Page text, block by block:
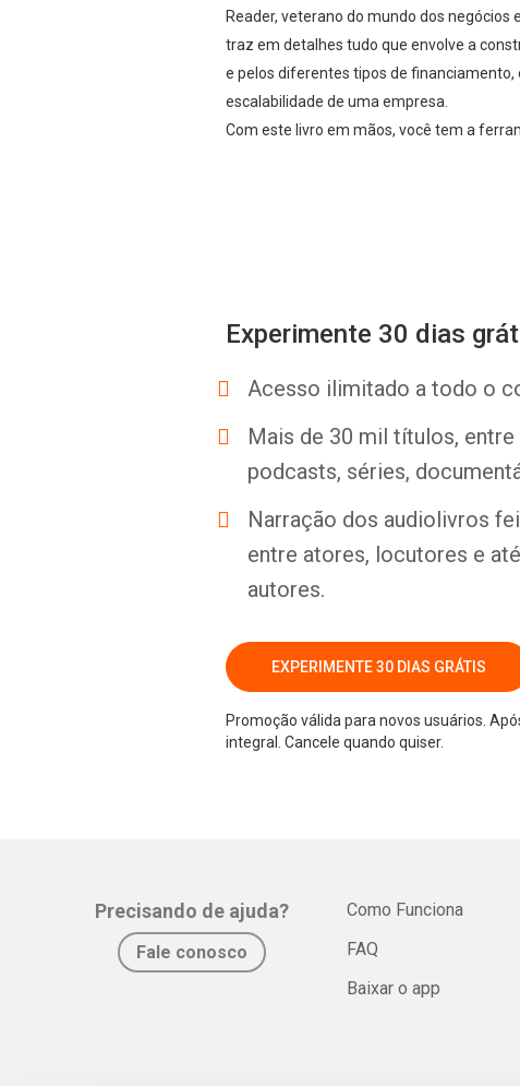
Reader, veterano do mundo dos
traz em detalhes tudo que envolve a
e pelos diferentes tipos de
escalabilidade de uma empresa.
Com este livro em mãos, você tem a
Experimente 30 dias
Acesso ilimitado a todo o
Mais de 30 mil títulos,
podcasts, séries,
Narração dos audiolivros
entre atores, locutores e
autores.
EXPERIMENTE 30 DIAS GRÁTIS
Promoção válida para novos usuários.
integral. Cancele quando quiser.
Precisando de ajuda?
Fale conosco
Como Funciona
FAQ
Baixar o app